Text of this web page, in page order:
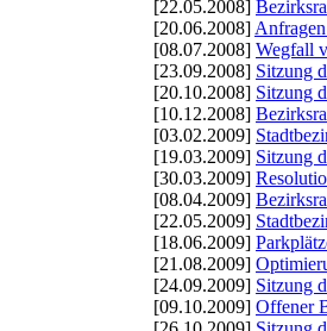
[22.05.2008]
[20.06.2008]
[08.07.2008] Wegfall
[23.09.2008] Sitzung
[20.10.2008] Sitzung
[10.12.2008]
[03.02.2009]
[19.03.2009] Sitzung
[30.03.2009]
[08.04.2009]
[22.05.2009]
[18.06.2009]
[21.08.2009]
[24.09.2009] Sitzung
[09.10.2009] Offener